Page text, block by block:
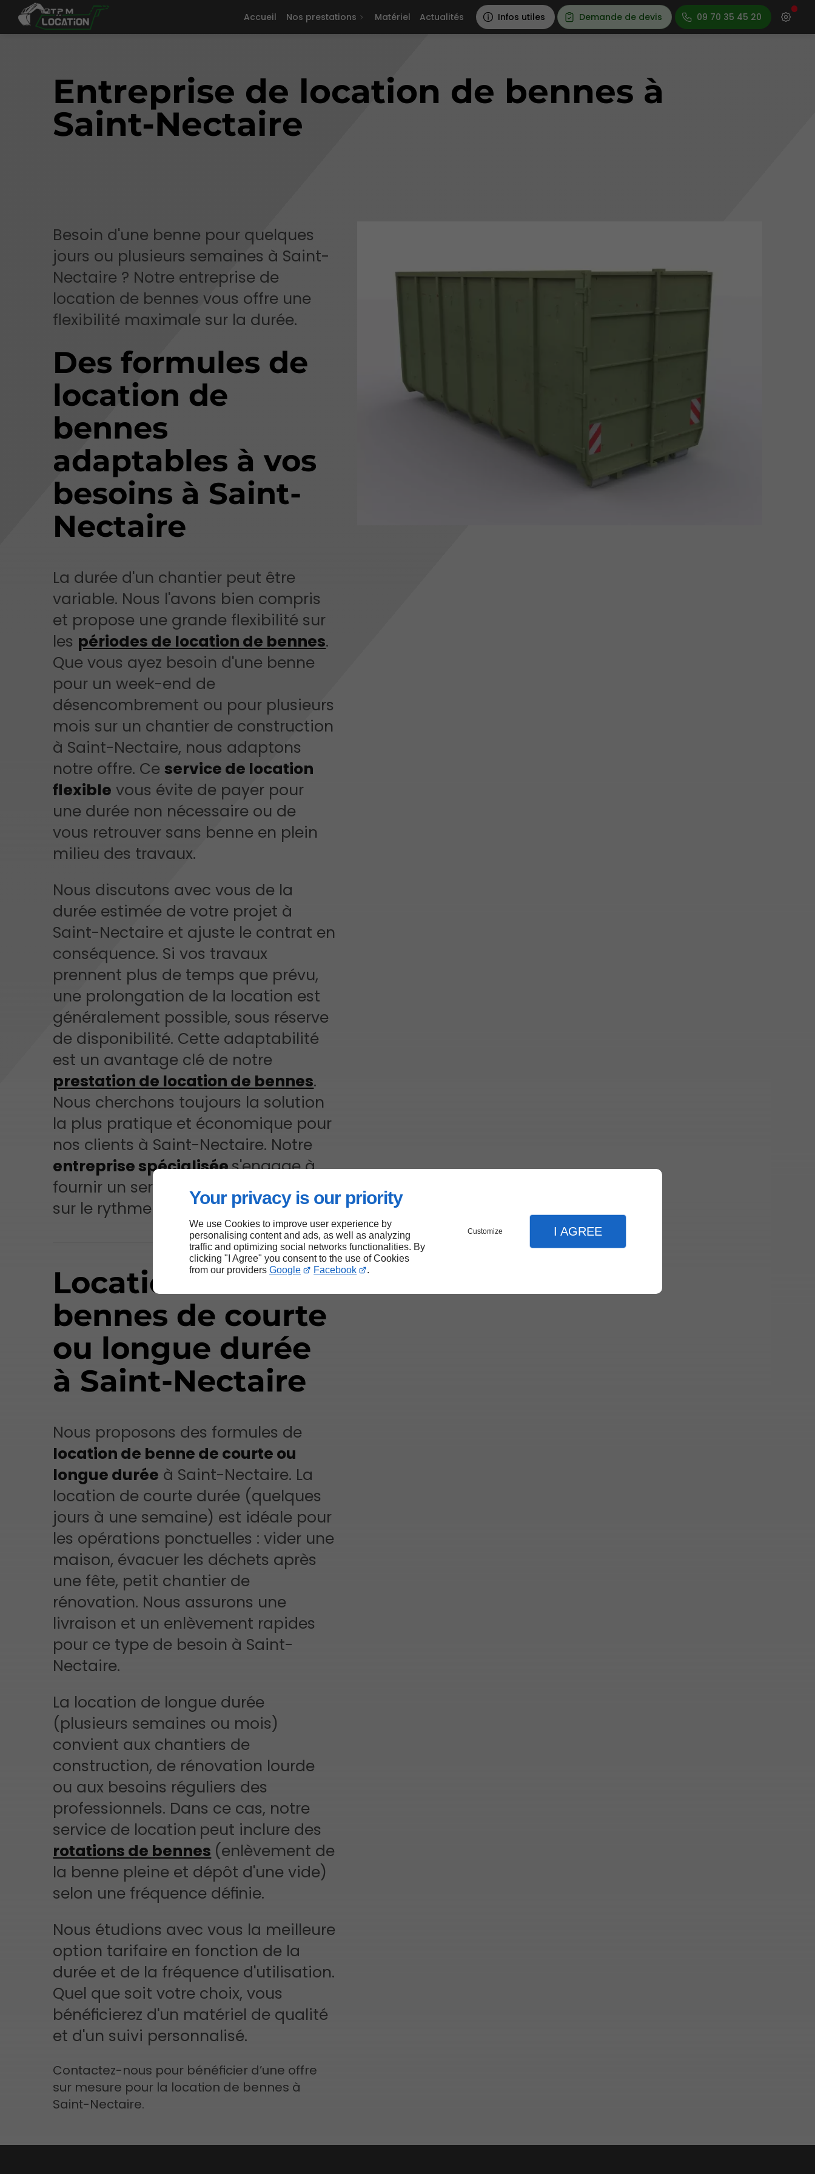
Your privacy is our priority
We use Cookies to improve user experience by
personalising content and ads, as well as analyzing
traffic and optimizing social networks functionalities. By
clicking "I Agree" you consent to the use of Cookies
from our providers Google Facebook .
Customize I AGREE
Accueil Nos prestations Matériel Actualités Infos utiles Demande de devis 09 70 35 45 20
Entreprise de location de bennes à
Saint-Nectaire
Besoin d'une benne pour quelques
jours ou plusieurs semaines à Saint-
Nectaire ? Notre entreprise de
location de bennes vous offre une
flexibilité maximale sur la durée.
Des formules de
location de
bennes
adaptables à vos
besoins à Saint-
Nectaire
La durée d'un chantier peut être
variable. Nous l'avons bien compris
et propose une grande flexibilité sur
les périodes de location de bennes.
Que vous ayez besoin d'une benne
pour un week-end de
désencombrement ou pour plusieurs
mois sur un chantier de construction
à Saint-Nectaire, nous adaptons
notre offre. Ceservice de location
flexible vous évite de payer pour
une durée non nécessaire ou de
vous retrouver sans benne en plein
milieu des travaux.
Nous discutons avec vous de la
durée estimée de votre projet à
Saint-Nectaire et ajuste le contrat en
conséquence. Si vos travaux
prennent plus de temps que prévu,
une prolongation de la location est
généralement possible, sous réserve
de disponibilité. Cette adaptabilité
est un avantage clé de notre
prestation de location de bennes.
Nous cherchons toujours la solution
la plus pratique et économique pour
nos clients à Saint-Nectaire. Notre
entreprise spécialisées'engage à
fournir un service sur mesure, aligné
sur le rythme réel de votre chantier.
Location de
bennes de courte
ou longue durée
à Saint-Nectaire
Nous proposons des formules de
location de benne de courte ou
longue durée à Saint-Nectaire. La
location de courte durée (quelques
jours à une semaine) est idéale pour
les opérations ponctuelles : vider une
maison, évacuer les déchets après
une fête, petit chantier de
rénovation. Nous assurons une
livraison et un enlèvement rapides
pour ce type de besoin à Saint-
Nectaire.
La location de longue durée
(plusieurs semaines ou mois)
convient aux chantiers de
construction, de rénovation lourde
ou aux besoins réguliers des
professionnels. Dans ce cas, notre
service de location peut inclure des
rotations de bennes (enlèvement de
la benne pleine et dépôt d'une vide)
selon une fréquence définie.
Nous étudions avec vous la meilleure
option tarifaire en fonction de la
durée et de la fréquence d'utilisation.
Quel que soit votre choix, vous
bénéficierez d'un matériel de qualité
et d'un suivi personnalisé.
Contactez-nous pour bénéficier d’une offre
sur mesure pour la location de bennes à
Saint-Nectaire.